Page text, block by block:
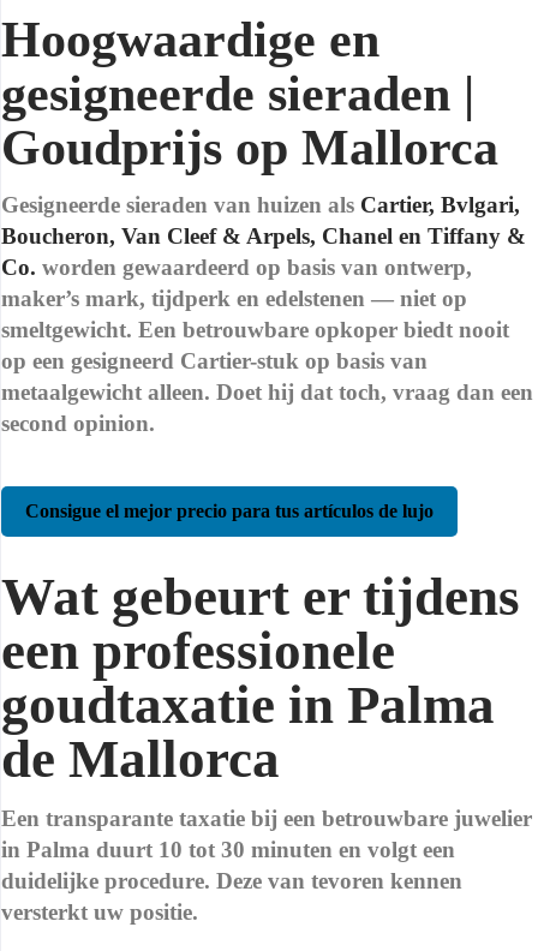
Hoogwaardige en
gesigneerde sieraden |
Goudprijs op Mallorca
Gesigneerde sieraden van huizen als Cartier, Bvlgari,
Boucheron, Van Cleef & Arpels, Chanel en Tiffany &
Co. worden gewaardeerd op basis van ontwerp,
maker’s mark, tijdperk en edelstenen — niet op
smeltgewicht. Een betrouwbare opkoper biedt nooit
op een gesigneerd Cartier-stuk op basis van
metaalgewicht alleen. Doet hij dat toch, vraag dan een
second opinion.
Consigue el mejor precio para tus artículos de lujo
Wat gebeurt er tijdens
een professionele
goudtaxatie in Palma
de Mallorca
Een transparante taxatie bij een betrouwbare juwelier
in Palma duurt 10 tot 30 minuten en volgt een
duidelijke procedure. Deze van tevoren kennen
versterkt uw positie.